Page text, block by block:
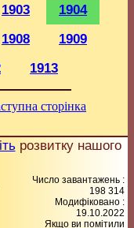
1903
1904
1908
1909
1913
сторінка
розвитку нашого
Число завантажень :
198 314
Модифіковано :
19.10.2022
Якщо ви помітили